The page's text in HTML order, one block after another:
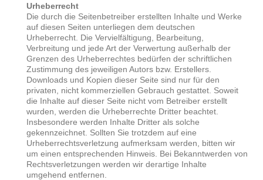
Urheberrecht
Die durch die Seitenbetreiber erstellten Inhalte und Werke
auf diesen Seiten unterliegen dem deutschen
Urheberrecht. Die Vervielfältigung, Bearbeitung,
Verbreitung und jede Art der Verwertung außerhalb der
Grenzen des Urheberrechtes bedürfen der schriftlichen
Zustimmung des jeweiligen Autors bzw. Erstellers.
Downloads und Kopien dieser Seite sind nur für den
privaten, nicht kommerziellen Gebrauch gestattet. Soweit
die Inhalte auf dieser Seite nicht vom Betreiber erstellt
wurden, werden die Urheberrechte Dritter beachtet.
Insbesondere werden Inhalte Dritter als solche
gekennzeichnet. Sollten Sie trotzdem auf eine
Urheberrechtsverletzung aufmerksam werden, bitten wir
um einen entsprechenden Hinweis. Bei Bekanntwerden von
Rechtsverletzungen werden wir derartige Inhalte
umgehend entfernen.